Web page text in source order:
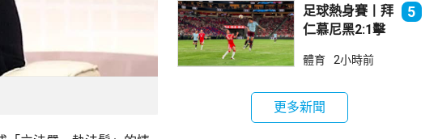
月
足球熱身賽丨拜
仁慕尼黑2:1擊
5
體育 2小時前
更多新聞